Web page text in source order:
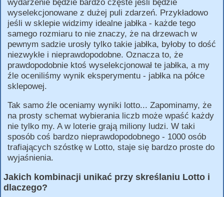
wydarzenie będzie bardzo częste jeśli będzie
wyselekcjonowane z dużej puli zdarzeń. Przykładowo
jeśli w sklepie widzimy idealne jabłka - każde tego
samego rozmiaru to nie znaczy, że na drzewach w
pewnym sadzie urosły tylko takie jabłka, byłoby to dość
niezwykłe i nieprawdopodobne. Oznacza to, że
prawdopodobnie ktoś wyselekcjonował te jabłka, a my
źle oceniliśmy wynik eksperymentu - jabłka na półce
sklepowej.
Tak samo źle oceniamy wyniki lotto... Zapominamy, że
na prosty schemat wybierania liczb może wpaść każdy
nie tylko my. A w loterie grają miliony ludzi. W taki
sposób coś bardzo nieprawdopodobnego - 1000 osób
trafiających szóstkę w Lotto, staje się bardzo proste do
wyjaśnienia.
Jakich kombinacji unikać przy skreślaniu Lotto i
dlaczego?